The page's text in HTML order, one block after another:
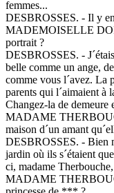
femmes...
DESBROSSES. - Il y
MADEMOISELLE
portrait ?
DESBROSSES. -
belle comme un ange,
comme vous l´avez. La
parents qui l´aimaient à
Changez-la de
MADAME
maison d´un amant
DESBROSSES. - Bien
jardin où ils s´étaient
ci, madame
MADAME